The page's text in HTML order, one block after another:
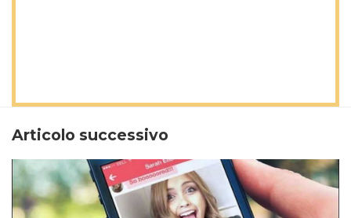
Articolo successivo